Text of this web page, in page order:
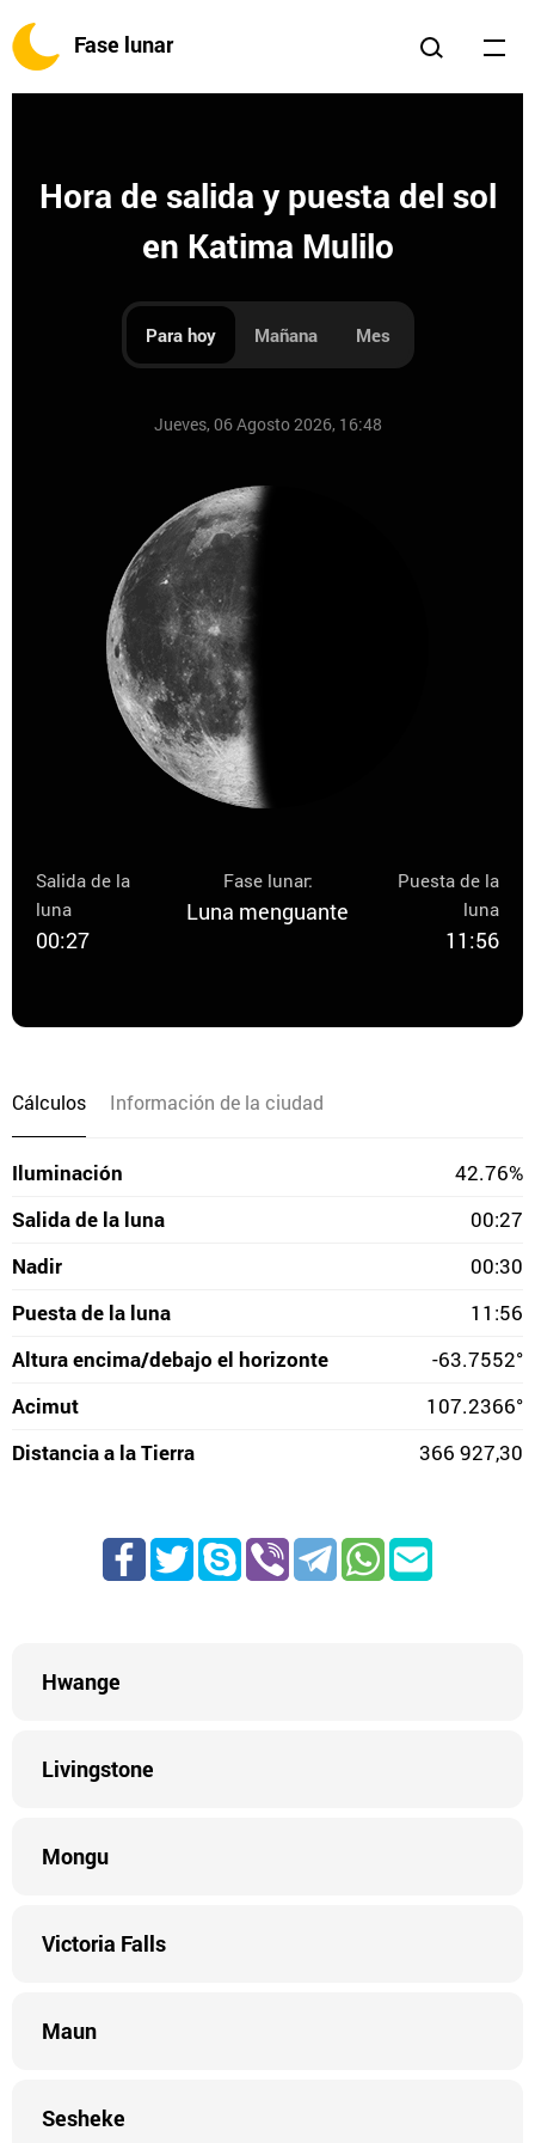
Fase lunar
Hora de salida y puesta del sol
en Katima Mulilo
Para hoy Mañana Mes
Jueves, 06 Agosto 2026, 16:48
Salida de la
luna
00:27
Fase lunar:
Luna menguante
Puesta de la
luna
11:56
Cálculos Información de la ciudad
Iluminación
42.76%
Salida de la luna
00:27
Nadir
00:30
Puesta de la luna
11:56
Altura encima/debajo el horizonte
-63.7552°
Acimut
107.2366°
Distancia a la Tierra
366 927,30
Hwange
Livingstone
Mongu
Victoria Falls
Maun
Sesheke